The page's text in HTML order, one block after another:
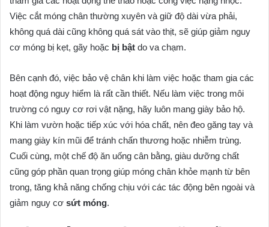
Việc cắt móng chân thường xuyên và giữ độ dài vừa phải,
không quá dài cũng không quá sát vào thịt, sẽ giúp giảm nguy
cơ móng bị kẹt, gãy hoặc bị bật do va chạm.
Bên cạnh đó, việc bảo vệ chân khi làm việc hoặc tham gia các
hoạt động nguy hiểm là rất cần thiết. Nếu làm việc trong môi
trường có nguy cơ rơi vật nặng, hãy luôn mang giày bảo hộ.
Khi làm vườn hoặc tiếp xúc với hóa chất, nên đeo găng tay và
mang giày kín mũi để tránh chấn thương hoặc nhiễm trùng.
Cuối cùng, một chế độ ăn uống cân bằng, giàu dưỡng chất
cũng góp phần quan trọng giúp móng chân khỏe mạnh từ bên
trong, tăng khả năng chống chịu với các tác động bên ngoài và
giảm nguy cơ sứt móng.